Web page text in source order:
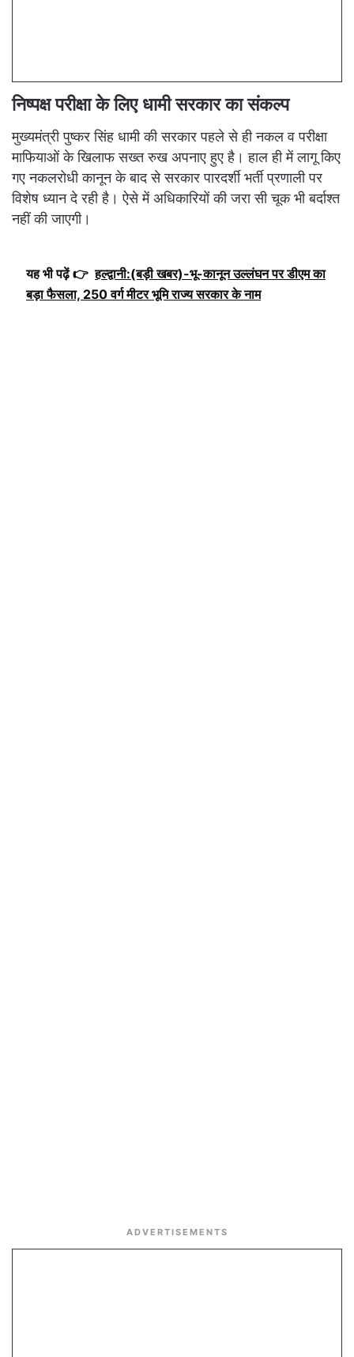
निष्पक्ष परीक्षा के लिए धामी सरकार का संकल्प
मुख्यमंत्री पुष्कर सिंह धामी की सरकार पहले से ही नकल व परीक्षा
माफियाओं के खिलाफ सख्त रुख अपनाए हुए है। हाल ही में लागू किए
गए नकलरोधी कानून के बाद से सरकार पारदर्शी भर्ती प्रणाली पर
विशेष ध्यान दे रही है। ऐसे में अधिकारियों की जरा सी चूक भी बर्दाश्त
नहीं की जाएगी।
यह भी पढ़ें 👉 हल्द्वानी:(बड़ी खबर)-भू-कानून उल्लंघन पर डीएम का
बड़ा फैसला, 250 वर्ग मीटर भूमि राज्य सरकार के नाम
ADVERTISEMENTS